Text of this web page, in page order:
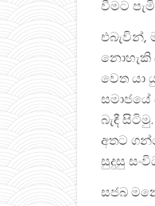
වීමට
එබැවින්,
නොහැකි
වෙත යා
සමාජයේ
බැඳී
අතට
සුදුසු
සජබ